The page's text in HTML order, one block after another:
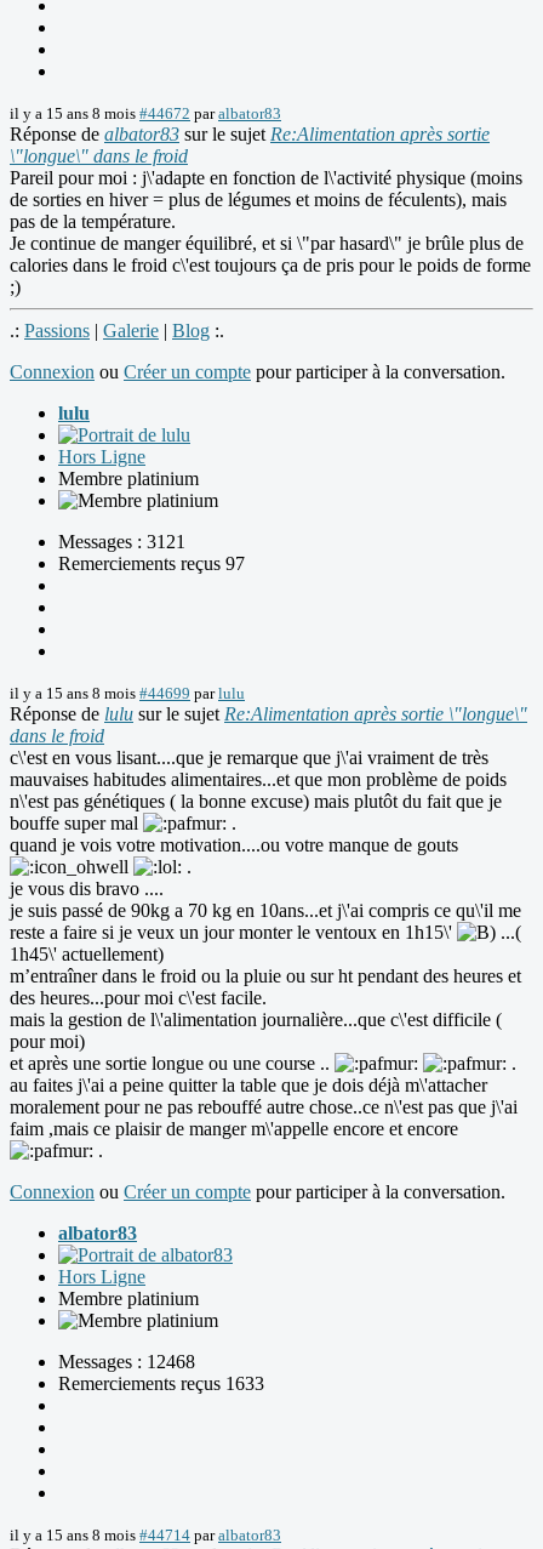
il y a 15 ans 8 mois #44672 paralbator83
Réponse de albator83 sur le sujet Re:Alimentation après sortie
\"longue\" dans le froid
Pareil pour moi : j\'adapte en fonction de l\'activité physique (moins
de sorties en hiver = plus de légumes et moins de féculents), mais
pas de la température.
Je continue de manger équilibré, et si \"par hasard\" je brûle plus de
calories dans le froid c\'est toujours ça de pris pour le poids de forme
;)
.: Passions | Galerie | Blog :.
Connexion ou Créer un compte pour participer à la conversation.
lulu
Hors Ligne
Membre platinium
Messages : 3121
Remerciements reçus 97
il y a 15 ans 8 mois #44699 parlulu
Réponse de lulu sur le sujet Re:Alimentation après sortie \"longue\"
dans le froid
c\'est en vous lisant....que je remarque que j\'ai vraiment de très
mauvaises habitudes alimentaires...et que mon problème de poids
n\'est pas génétiques ( la bonne excuse) mais plutôt du fait que je
bouffe super mal
.
quand je vois votre motivation....ou votre manque de gouts
.
je vous dis bravo ....
je suis passé de 90kg a 70 kg en 10ans...et j\'ai compris ce qu\'il me
reste a faire si je veux un jour monter le ventoux en 1h15\'
...(
1h45\' actuellement)
m’entraîner dans le froid ou la pluie ou sur ht pendant des heures et
des heures...pour moi c\'est facile.
mais la gestion de l\'alimentation journalière...que c\'est difficile (
pour moi)
et après une sortie longue ou une course ..
.
au faites j\'ai a peine quitter la table que je dois déjà m\'attacher
moralement pour ne pas rebouffé autre chose..ce n\'est pas que j\'ai
faim ,mais ce plaisir de manger m\'appelle encore et encore
.
Connexion ou Créer un compte pour participer à la conversation.
albator83
Hors Ligne
Membre platinium
Messages : 12468
Remerciements reçus 1633
il y a 15 ans 8 mois #44714 paralbator83